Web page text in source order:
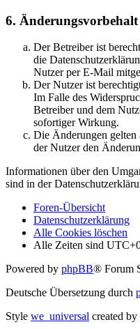
6. Änderungsvorbehalt
Der Betreiber ist
die
Nutzer per E-Mail
Der Nutzer ist
Im Falle des
Betreiber und dem
sofortiger Wirkung.
Die Änderungen gelten
der Nutzer den
Informationen über den
sind in der
Foren-Übersicht
Datenschutzerklärung
Alle Cookies löschen
Alle Zeiten sind
Powered by phpBB® Forum
Deutsche Übersetzung durch
Style we_universal created